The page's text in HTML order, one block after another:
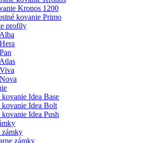
Kronos 1200
kovanie Primo
profily
Idea Base
kovanie Idea Bolt
Idea Push
zámky
zámky